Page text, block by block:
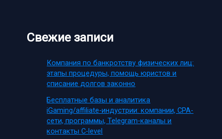
Свежие записи
Компания по банкротству физических лиц:
этапы процедуры, помощь юристов и
списание долгов законно
Бесплатные базы и аналитика
iGaming/affiliate-индустрии: компании, CPA-
сети, программы, Telegram-каналы и
контакты C-level